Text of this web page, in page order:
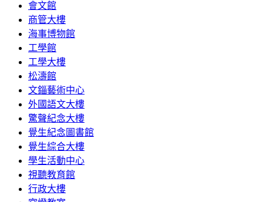
會文館
商管大樓
海事博物館
工學館
工學大樓
松濤館
文錙藝術中心
外國語文大樓
驚聲紀念大樓
覺生紀念圖書館
覺生綜合大樓
學生活動中心
視聽教育館
行政大樓